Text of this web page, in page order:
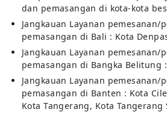
dan pemasangan di kota-kota
Jangkauan Layanan pemesanan/
pemasangan di Bali : Kota
Jangkauan Layanan pemesanan/
pemasangan di Bangka Belitung
Jangkauan Layanan pemesanan/
pemasangan di Banten : Kota
Kota Tangerang, Kota Tangerang